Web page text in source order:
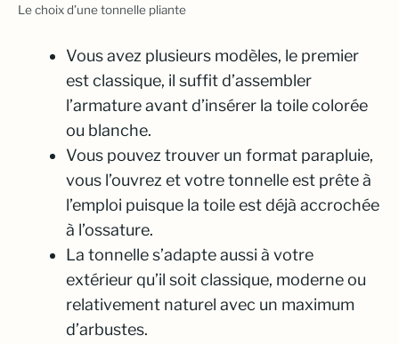
Le choix d’une tonnelle pliante
Vous avez plusieurs modèles, le premier
est classique, il suffit d’assembler
l’armature avant d’insérer la toile colorée
ou blanche.
Vous pouvez trouver un format parapluie,
vous l’ouvrez et votre tonnelle est prête à
l’emploi puisque la toile est déjà accrochée
à l’ossature.
La tonnelle s’adapte aussi à votre
extérieur qu’il soit classique, moderne ou
relativement naturel avec un maximum
d’arbustes.